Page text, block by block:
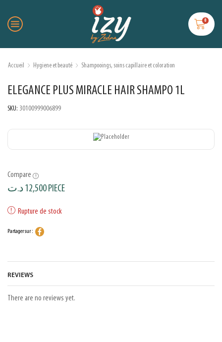
0
Accueil Hygiene et beauté Shampooings, soins capillaire et coloration
ELEGANCE PLUS MIRACLE HAIR SHAMPO 1L
SKU: 30100999006899
Compare
12,500د.ت PIECE
Rupture de stock
Partager sur :
REVIEWS
There are no reviews yet.